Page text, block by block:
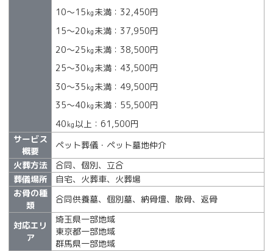
10～15㎏未満：32,450円
15～20㎏未満：37,950円
20～25㎏未満：38,500円
25～30㎏未満：43,500円
30～35㎏未満：49,500円
35～40㎏未満：55,500円
40㎏以上：61,500円
サービス
概要
ペット葬儀・ペット墓地仲介
火葬方法
合同、個別、立合
葬儀場所
自宅、火葬車、火葬場
お骨の種
類
合同供養墓、個別墓、納骨壇、散骨、返骨
対応エリ
ア
埼玉県一部地域
東京都一部地域
群馬県一部地域